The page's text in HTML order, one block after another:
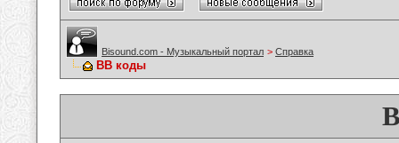
Bisound.com - Музыкальный портал > Справка
BB коды